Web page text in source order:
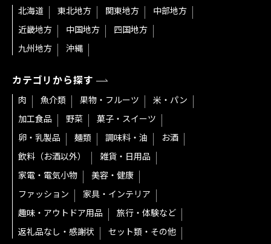
北海道 東北地方 関東地方
中部地方
近畿地方
中国地方
四国地方
九州地方
沖縄
カテゴリから探す
肉 魚介類 果物・フルーツ
米・パン
加工食品
野菜
菓子・スイーツ
卵・乳製品
麺類 調味料・油
お酒
飲料（お酒以外）
雑貨・日用品
家電・電気小物
美容・健康
ファッション
家具・インテリア
趣味・アウトドア用品
旅行・体験など
返礼品なし・感謝状
セット類・その他